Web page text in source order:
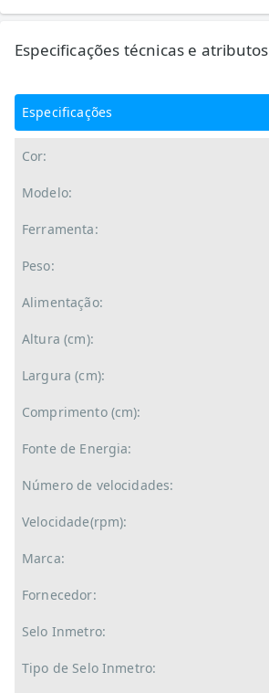
Especificações técnicas e atributos
Especificações
Cor:
Modelo:
Ferramenta:
Peso:
Alimentação:
Altura (cm):
Largura (cm):
Comprimento (cm):
Fonte de Energia:
Número de velocidades:
Velocidade(rpm):
Marca:
Fornecedor:
Selo Inmetro:
Tipo de Selo Inmetro: